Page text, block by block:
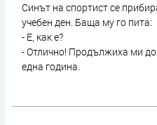
Синът на спортист се
учебен ден. Баща му го пита:
- Е, как е?
- Отлично! Продължиха ми
една година.